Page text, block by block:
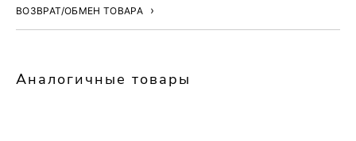
ВОЗВРАТ/ОБМЕН ТОВАРА
Аналогичные товары